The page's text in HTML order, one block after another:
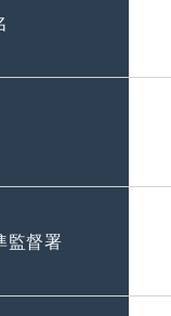
監督署